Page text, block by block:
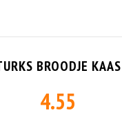
BROODJE KAAS
4.55